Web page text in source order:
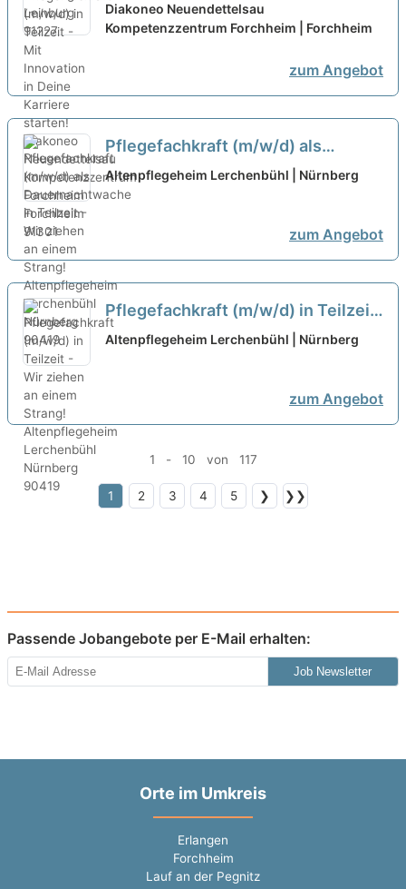
in Teilzeit - Mit Innovation in Deine
Karriere starten! neu
Diakoneo Neuendettelsau
Kompetenzzentrum Forchheim | Forchheim
zum Angebot
Pflegefachkraft (m/w/d) als
Dauernachtwache in Teilzeit - Wir
ziehen an einem Strang!
Altenpflegeheim Lerchenbühl | Nürnberg
zum Angebot
Pflegefachkraft (m/w/d) in Teilzeit
- Wir ziehen an einem Strang! neu
Altenpflegeheim Lerchenbühl | Nürnberg
zum Angebot
1 - 10 von 117
1 2 3 4 5 ❯ ❯❯
Passende Jobangebote per E-Mail erhalten:
Job Newsletter
Orte im Umkreis
Erlangen
Forchheim
Lauf an der Pegnitz